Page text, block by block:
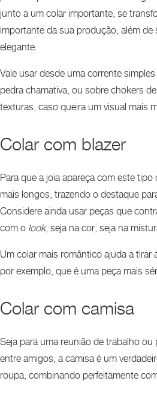
junto a um colar importante, se
importante da sua produção, além de
elegante.
Vale usar desde uma corrente
pedra chamativa, ou sobre chokers
texturas, caso queira um visual mais
Colar com blazer
Para que a joia apareça com este
mais longos, trazendo o destaque
Considere ainda usar peças que
com o look, seja na cor, seja na
Um colar mais romântico ajuda a tirar
por exemplo, que é uma peça mais
Colar com camisa
Seja para uma reunião de trabalho
entre amigos, a camisa é um
roupa, combinando perfeitamente